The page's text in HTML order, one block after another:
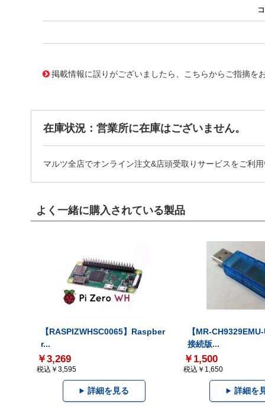
掲載情報に誤りがございましたら、こちらからご指摘を
在庫状況：営業所に在庫はございません。
マルツ全店でオンライン注文&店頭受取りサービスをご利
よく一緒に購入されている製品
【RASPIZWHSC0065】Raspber
r...
￥3,269
税込￥3,595
詳細を見る
【MR-
接続版...
￥1,500
税込￥1,650
詳細を